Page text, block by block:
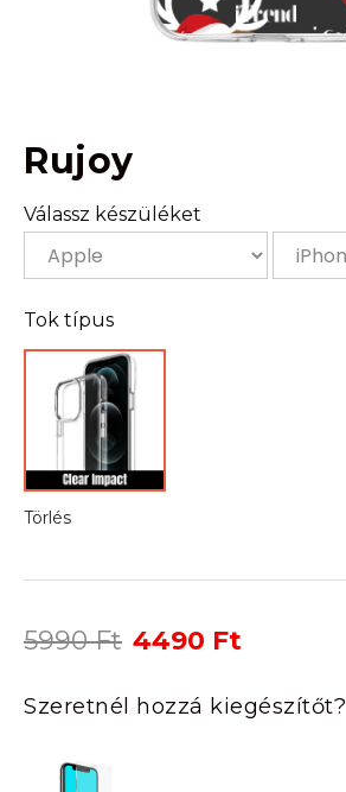
Rujoy
Válassz készüléket
Tok típus
Törlés
5990Ft Original
was:
5990 Ft.
4490 Ft
is:
4490 Ft.
Szeretnél hozzá kiegészítőt?